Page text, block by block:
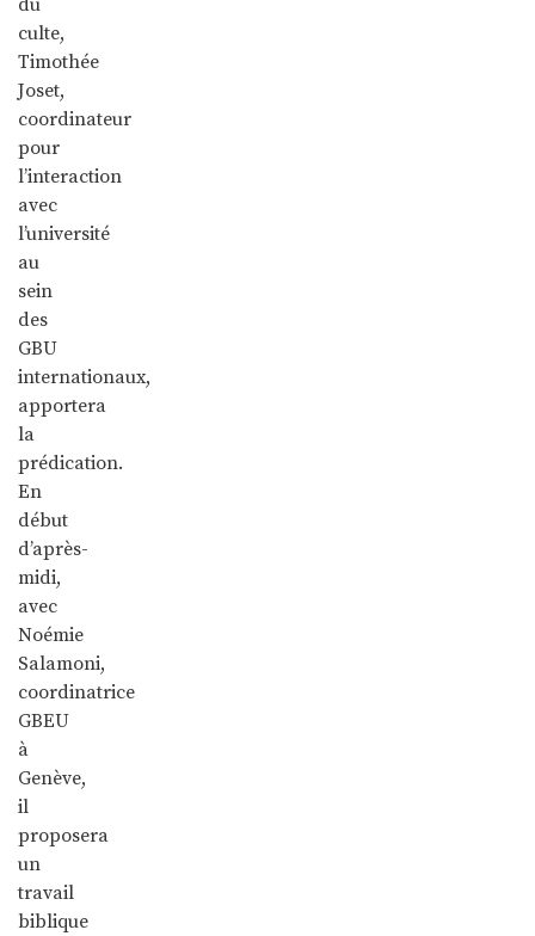
culte,
Timothée
Joset,
coordinateur
pour
l’interaction
avec
l’université
au
sein
des
GBU
internationaux,
apportera
la
prédication.
En
début
d’après-
midi,
avec
Noémie
Salamoni,
coordinatrice
GBEU
à
Genève,
il
proposera
un
travail
biblique